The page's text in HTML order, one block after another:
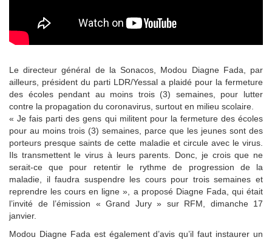
Le directeur général de la Sonacos, Modou Diagne Fada, par
ailleurs, président du parti LDR/Yessal a plaidé pour la fermeture
des écoles pendant au moins trois (3) semaines, pour lutter
contre la propagation du coronavirus, surtout en milieu scolaire.
« Je fais parti des gens qui militent pour la fermeture des écoles
pour au moins trois (3) semaines, parce que les jeunes sont des
porteurs presque saints de cette maladie et circule avec le virus.
Ils transmettent le virus à leurs parents. Donc, je crois que ne
serait-ce que pour retentir le rythme de progression de la
maladie, il faudra suspendre les cours pour trois semaines et
reprendre les cours en ligne », a proposé Diagne Fada, qui était
l’invité de l’émission « Grand Jury » sur RFM, dimanche 17
janvier.
Modou Diagne Fada est également d’avis qu’il faut instaurer un